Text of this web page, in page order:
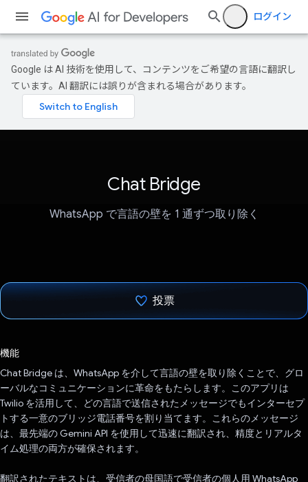
ログイン
Google は AI 技術を使用して、コンテンツをご希望の言語に翻訳し
ています。AI 翻訳には誤りが含まれる場合があります。
Chat Bridge
WhatsApp で言語の壁を 1 通ずつ取り除く
投票
機能
Chat Bridge は、WhatsApp を介して言語の壁を取り除くことで、グロ
ーバルなコミュニケーションに革命をもたらします。このアプリは
Twilio を活用して、どの言語で送信されたメッセージでもインターセプ
トする一意のブリッジ電話番号を割り当てます。これらのメッセージ
は、最先端の Gemini API を使用して迅速に翻訳され、精度とリアルタ
イム処理の両方が確保されます。
翻訳されたテキストは、受信者の母国語で受信者の個人用 WhatsApp